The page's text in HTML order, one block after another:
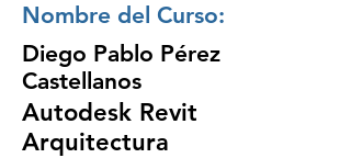
Nombre del Curso:
Diego Pablo Pérez
Castellanos
Autodesk Revit
Arquitectura